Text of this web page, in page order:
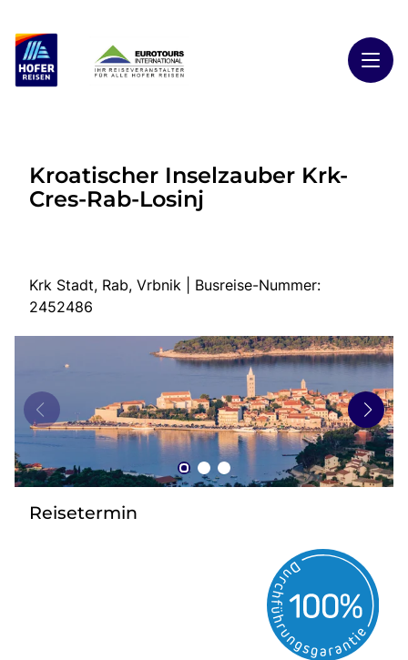
Highlights
Reiseländer
zurück zu HOFER REISEN
Kroatischer Inselzauber Krk-
Cres-Rab-Losinj
Krk Stadt, Rab, Vrbnik | Busreise-Nummer:
2452486
Reisetermin